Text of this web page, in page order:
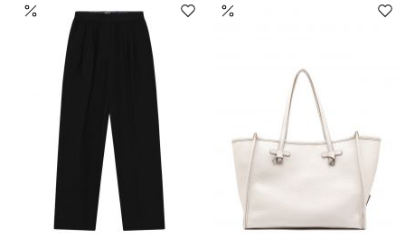
бренд блогера начался с тщетных попыток найти
идеальный свитер из кашемира, а окончательно
сформировался вокруг идеи о вещах мечты, в которых